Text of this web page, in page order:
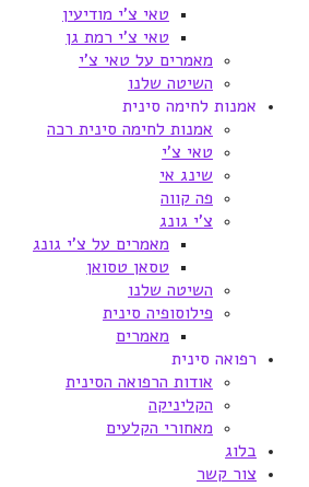
טאי צ'י מודיעין
טאי צ'י רמת גן
מאמרים על טאי צ'י
השיטה שלנו
אמנות לחימה סינית
אמנות לחימה סינית רכה
טאי צ'י
שינג אי
פה קווה
צ'י גונג
מאמרים על צ'י גונג
טסאן טסואן
השיטה שלנו
פילוסופיה סינית
מאמרים
רפואה סינית
אודות הרפואה הסינית
הקליניקה
מאחורי הקלעים
בלוג
צור קשר